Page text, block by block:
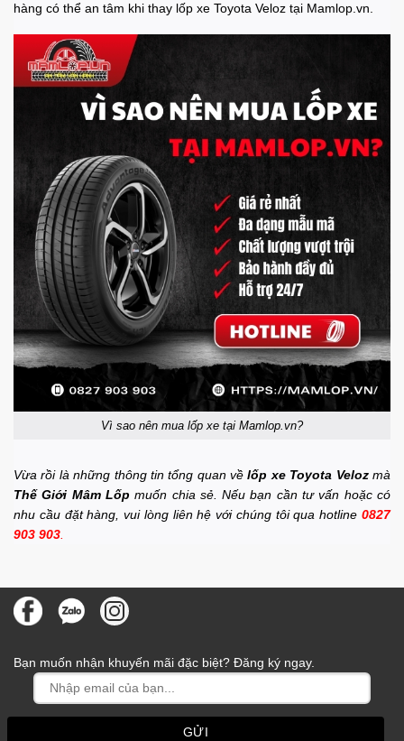
hàng có thể an tâm khi thay lốp xe Toyota Veloz tại Mamlop.vn.
Vì sao nên mua lốp xe tại Mamlop.vn?
Vừa rồi là những thông tin tổng quan vềlốp xe Toyota Velozmà
Thế Giới Mâm Lốp muốn chia sẻ. Nếu bạn cần tư vấn hoặc có
nhu cầu đặt hàng, vui lòng liên hệ với chúng tôi qua hotline 0827
903 903
Bạn muốn nhận khuyến mãi đặc biệt? Đăng ký ngay.